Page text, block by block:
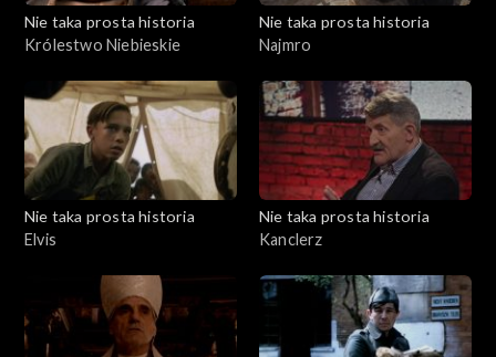
Nie taka prosta historia
Królestwo Niebieskie
Nie taka prosta historia
Najmro
Nie taka prosta historia
Elvis
Nie taka prosta historia
Kanclerz